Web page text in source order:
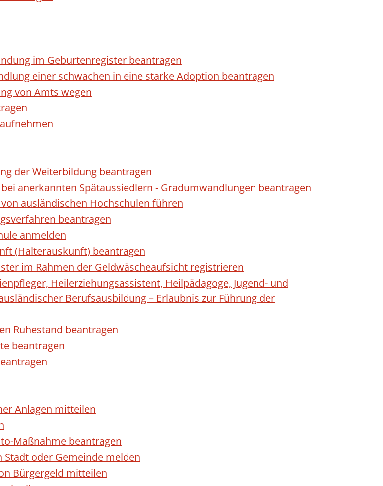
im Geburtenregister beantragen
einer schwachen in eine starke Adoption beantragen
von Amts wegen
der Weiterbildung beantragen
anerkannten Spätaussiedlern - Gradumwandlungen beantragen
ausländischen Hochschulen führen
beantragen
anmelden
(Halterauskunft) beantragen
im Rahmen der Geldwäscheaufsicht registrieren
Heilerziehungsassistent, Heilpädagoge, Jugend- und
Berufsausbildung – Erlaubnis zur Führung der
Ruhestand beantragen
beantragen
Anlagen mitteilen
Maßnahme beantragen
oder Gemeinde melden
Bürgergeld mitteilen